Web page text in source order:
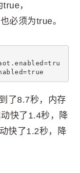
，
必须为true。
了8.7秒，内存
快了1.4秒，降
快了1.2秒，降